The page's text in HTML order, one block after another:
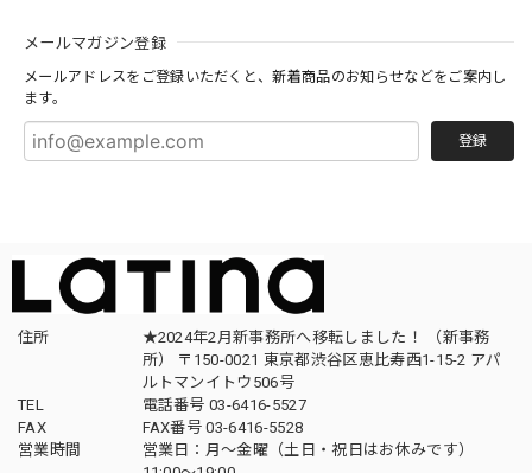
メールマガジン登録
メールアドレスをご登録いただくと、新着商品のお知らせなどをご案内し
ます。
登録
住所
★2024年2月新事務所へ移転しました！ （新事務
所） 〒150-0021 東京都渋谷区恵比寿西1-15-2 アパ
ルトマンイトウ506号
TEL
電話番号 03-6416-5527
FAX
FAX番号 03-6416-5528
営業時間
営業日：月〜金曜（土日・祝日はお休みです）